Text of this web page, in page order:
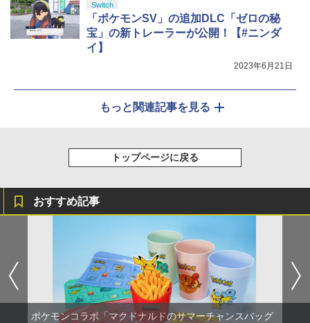
Switch
「ポケモンSV」の追加DLC「ゼロの秘
宝」の新トレーラーが公開！【#ニンダ
イ】
2023年6月21日
もっと関連記事を見る
トップページに戻る
おすすめ記事
ポケモンコラボ「マクドナルドのサマーチャンスバッグ